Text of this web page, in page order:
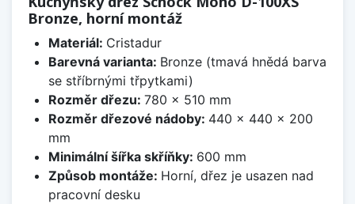
Bronze, horní montáž
Materiál: Cristadur
Barevná varianta: Bronze (tmavá hnědá barva
se stříbrnými třpytkami)
Rozměr dřezu: 780 x 510 mm
Rozměr dřezové nádoby: 440 x 440 x 200
mm
Minimální šířka skříňky: 600 mm
Způsob montáže: Horní, dřez je usazen nad
pracovní desku